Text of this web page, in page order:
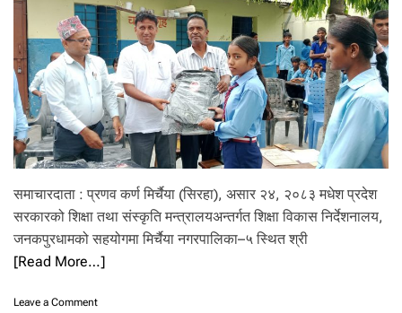
या
स
ग
रे
का
ग
णे
श
ने
पा
को
उ
चा
र
समाचारदाता : प्रणव कर्ण मिर्चैया (सिरहा), असार २४, २०८३ मधेश प्रदेश
सरकारको शिक्षा तथा संस्कृति मन्त्रालयअन्तर्गत शिक्षा विकास निर्देशनालय,
जनकपुरधामको सहयोगमा मिर्चैया नगरपालिका–५ स्थित श्री
[Read More…]
Leave a Commento